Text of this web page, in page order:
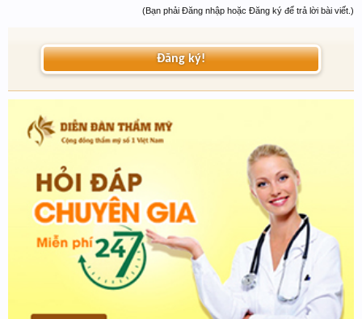
(Bạn phải Đăng nhập hoặc Đăng ký để trả lời bài viết.)
Đăng ký!